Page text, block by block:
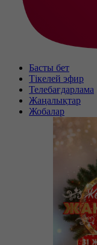
Басты бет
Тікелей эфир
Телебағдарлама
Жаңалықтар
Жобалар